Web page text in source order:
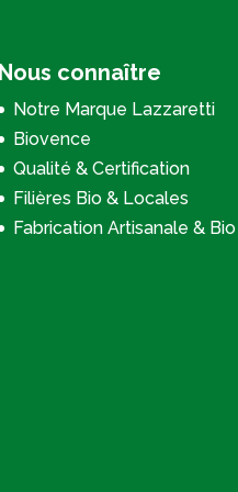
Nous connaître
Notre Marque Lazzaretti
Biovence
Qualité & Certification
Filières Bio & Locales
Fabrication Artisanale & Bio